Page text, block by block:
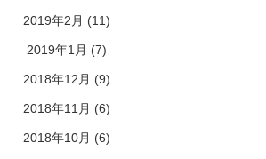
2019年2月 (11)
2019年1月 (7)
2018年12月 (9)
2018年11月 (6)
2018年10月 (6)